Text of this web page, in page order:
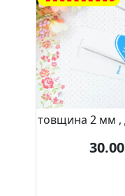
товщина 2 мм ,
30.00